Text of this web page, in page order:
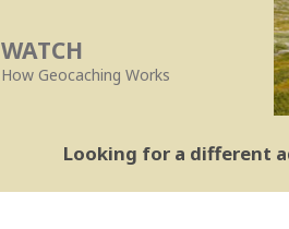
WATCH
How Geocaching Works
Looking for a different